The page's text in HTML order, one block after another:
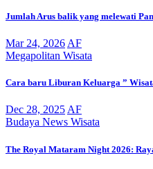
Jumlah Arus balik yang melewati
Mar 24, 2026 AF
Megapolitan Wisata
Cara baru Liburan Keluarga ”
Dec 28, 2025AF
Budaya News Wisata
The Royal Mataram Night 2026: